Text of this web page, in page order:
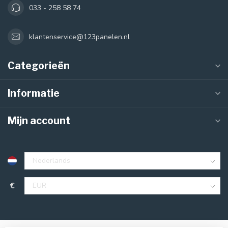
033 - 258 58 74
klantenservice@123panelen.nl
Categorieën
Informatie
Mijn account
€